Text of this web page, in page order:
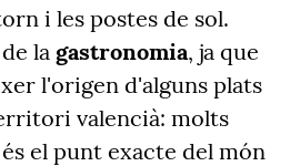
i les postes de sol.
la gastronomia, ja que
l'origen d'alguns plats
valencià: molts
el punt exacte del món